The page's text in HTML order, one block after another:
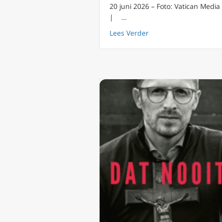
20 juni 2026 – Foto: Vatican Media
| …
Lees Verderabout Paus Leo